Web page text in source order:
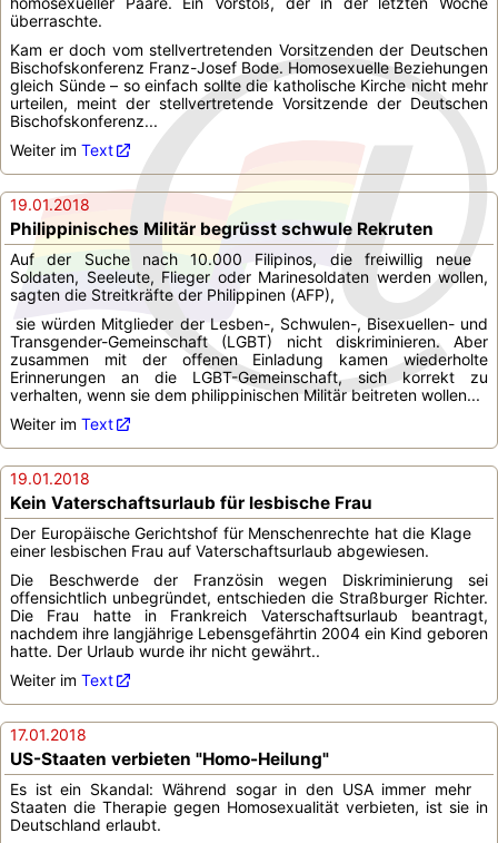
überraschte.
Kam er doch vom stellvertretenden Vorsitzenden der Deutschen
Bischofskonferenz Franz-Josef Bode. Homosexuelle Beziehungen
gleich Sünde – so einfach sollte die katholische Kirche nicht mehr
urteilen, meint der stellvertretende Vorsitzende der Deutschen
Bischofskonferenz...
Weiter im Text
19.01.2018
Philippinisches Militär begrüsst schwule Rekruten
Auf der Suche nach 10.000 Filipinos, die freiwillig neue
Soldaten, Seeleute, Flieger oder Marinesoldaten werden wollen,
sagten die Streitkräfte der Philippinen (AFP),
sie würden Mitglieder der Lesben-, Schwulen-, Bisexuellen- und
Transgender-Gemeinschaft (LGBT) nicht diskriminieren. Aber
zusammen mit der offenen Einladung kamen wiederholte
Erinnerungen an die LGBT-Gemeinschaft, sich korrekt zu
verhalten, wenn sie dem philippinischen Militär beitreten wollen...
Weiter im Text
19.01.2018
Kein Vaterschaftsurlaub für lesbische Frau
Der Europäische Gerichtshof für Menschenrechte hat die Klage
einer lesbischen Frau auf Vaterschaftsurlaub abgewiesen.
Die Beschwerde der Französin wegen Diskriminierung sei
offensichtlich unbegründet, entschieden die Straßburger Richter.
Die Frau hatte in Frankreich Vaterschaftsurlaub beantragt,
nachdem ihre langjährige Lebensgefährtin 2004 ein Kind geboren
hatte. Der Urlaub wurde ihr nicht gewährt..
Weiter im Text
17.01.2018
US-Staaten verbieten "Homo-Heilung"
Es ist ein Skandal: Während sogar in den USA immer mehr
Staaten die Therapie gegen Homosexualität verbieten, ist sie in
Deutschland erlaubt.